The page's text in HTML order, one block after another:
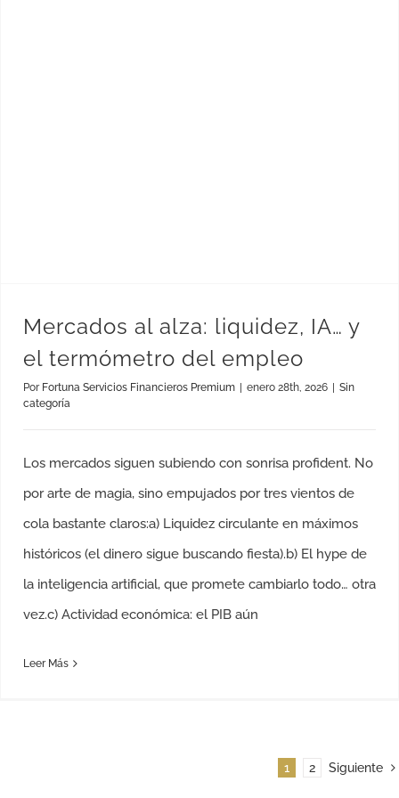
Mercados al alza: liquidez, IA… y
el termómetro del empleo
Por Fortuna Servicios Financieros Premium enero 28th, 2026
Sin
categoría
Los mercados siguen subiendo con sonrisa profident. No
por arte de magia, sino empujados por tres vientos de
cola bastante claros:a) Liquidez circulante en máximos
históricos (el dinero sigue buscando fiesta).b) El hype de
la inteligencia artificial, que promete cambiarlo todo… otra
vez.c) Actividad económica: el PIB aún
Leer Más
1 2 Siguiente